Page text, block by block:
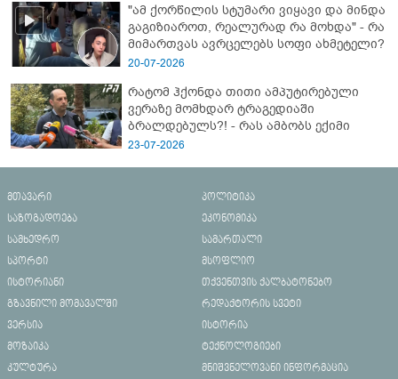
"ამ ქორწილის სტუმარი ვიყავი და მინდა
გაგიზიაროთ, რეალურად რა მოხდა" - რა
მიმართვას ავრცელებს სოფი ახმეტელი?
20-07-2026
რატომ ჰქონდა თითი ამპუტირებული
ვერაზე მომხდარ ტრაგედიაში
ბრალდებულს?! - რას ამბობს ექიმი
23-07-2026
მთავარი
პოლიტიკა
საზოგადოება
ეკონომიკა
სამხედრო
სამართალი
სპორტი
მსოფლიო
ისტორიანი
თქვენთვის ქალბატონებო
გზავნილი მომავალში
რედაქტორის სვეტი
ვერსია
ისტორია
მოზაიკა
ტექნოლოგიები
კულტურა
მნიშვნელოვანი ინფორმაცია